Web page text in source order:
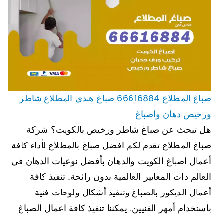
صباغ المطلاع 66616884 صباغ هندي المطلاع شاطر
ورخيص دهان واصباغ
هل تبحث عن صباغ شاطر ورخيص بالكويت؟ شركة
صباغ المطلاع تقدم لكم افضل صباغ بالمطلاع لأداء كافة
أعمال اصباغ الكويت والدهان بأفضل نوعيات الدهان في
العالم ذات المعايير العالمية بدون رائحة. تنفيذ كافة
أعمال الديكور بالصباغ وتنفيذ أشكال ولوحات فنية
باستخدام أمهر الفنيين. يمكننا تنفيذ كافة اعمال الصباغ